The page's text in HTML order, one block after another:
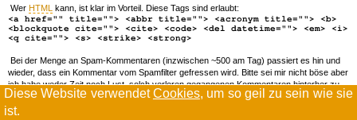
Diese Website verwendetCookies, um so geil zu sein wie sie
ist.
Wer HTML kann, ist klar im Vorteil. Diese Tags sind erlaubt:
<a href="" title=""> <abbr title=""> <acronym title=""> <b>
<blockquote cite=""> <cite> <code> <del datetime=""> <em> <i>
<q cite=""> <s> <strike> <strong>
Bei der Menge an Spam-Kommentaren (inzwischen ~500 am Tag) passiert es hin und
wieder, dass ein Kommentar vom Spamfilter gefressen wird. Bitte sei mir nicht böse aber
ich habe weder Zeit noch Lust, solch verloren gegangenen Kommentaren hinterher zu
forschen. Wenn das öfters passiert, schreib' mir 'ne Mail damit ich dich whitelisten kann.